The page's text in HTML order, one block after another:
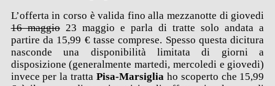
L’offerta in corso è valida fino alla mezzanotte di giovedi
16 maggio23 maggio e parla di tratte solo andata a
partire da 15,99 € tasse comprese. Spesso questa dicitura
nasconde una disponibilità limitata di giorni a
disposizione (generalmente martedi, mercoledi e giovedi)
invece per la tratta Pisa-Marsiglia ho scoperto che 15,99